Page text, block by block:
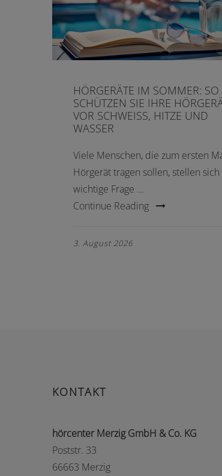
HÖRGERÄTE IM SOMMER: SO
SCHÜTZEN SIE IHRE
VOR SCHWEISS, HITZE UND W
ASSER
Viele Menschen, die zum ersten
Hörgerät tragen sollen, stellen
wichtige Frage ...
Continue Reading
3. August 2026
KONTAKT
hörcenter Merzig GmbH & Co. KG
Poststr. 33
66663 Merzig